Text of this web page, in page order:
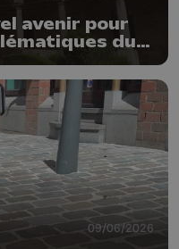
avenir pour
du
09/06/2026